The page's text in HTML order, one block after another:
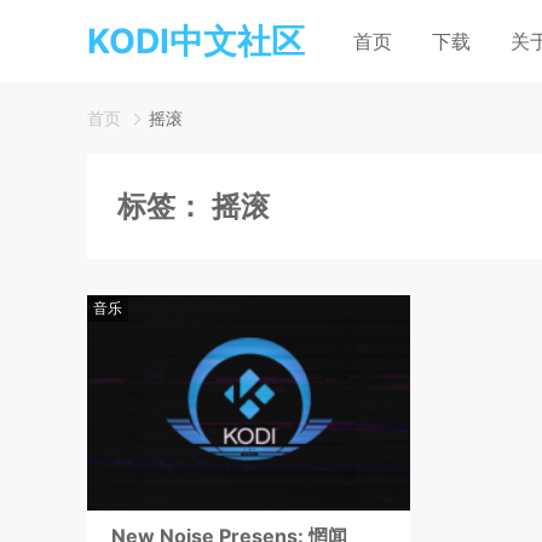
KODI中文社区 首页 下载 关
首页 摇滚
标签： 摇滚
音乐
New Noise Presens: 惘闻